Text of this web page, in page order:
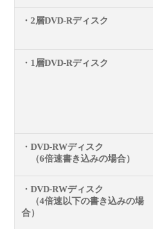
・2層DVD-Rディスク
・1層DVD-Rディスク
・DVD-RWディスク
（6倍速書き込みの場合）
・DVD-RWディスク
（4倍速以下の書き込みの場
合）